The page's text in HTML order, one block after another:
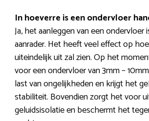
In hoeverre is een ondervloer
Ja, het aanleggen van een
aanrader. Het heeft veel effect op
uiteindelijk uit zal zien. Op het
voor een ondervloer van 3mm –
last van ongelijkheden en krijgt het
stabiliteit. Bovendien zorgt het voor
geluidsisolatie en beschermt het